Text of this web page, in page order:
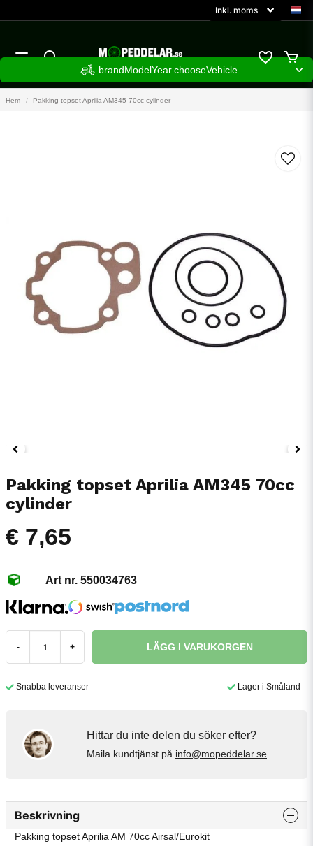
brandModelYear.chooseVehicle
Hem Pakking topset Aprilia AM345 70cc cylinder
Pakking topset Aprilia AM345 70cc
cylinder
€ 7,65
550034763
- + LÄGG I VARUKORGEN
Snabba leveranser Lager i Småland
Hittar du inte delen du söker efter?
Maila kundtjänst på info@mopeddelar.se
Beskrivning
Pakking topset Aprilia AM 70cc Airsal/Eurokit